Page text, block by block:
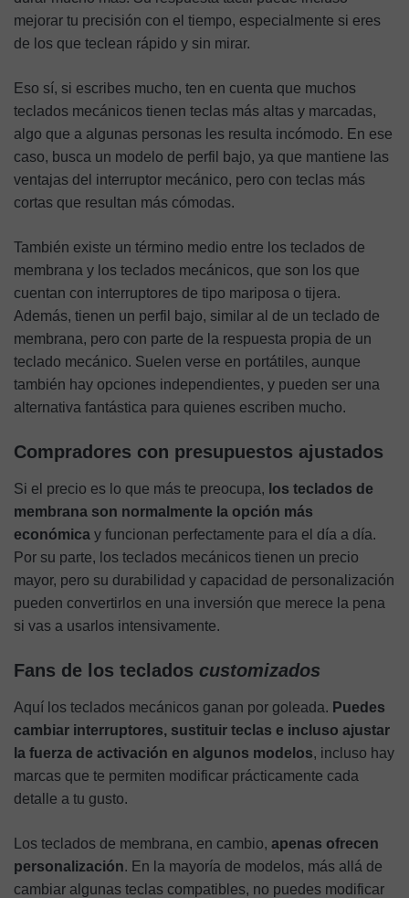
mejorar tu precisión con el tiempo, especialmente si eres
de los que teclean rápido y sin mirar.
Eso sí, si escribes mucho, ten en cuenta que muchos
teclados mecánicos tienen teclas más altas y marcadas,
algo que a algunas personas les resulta incómodo. En ese
caso, busca un modelo de perfil bajo, ya que mantiene las
ventajas del interruptor mecánico, pero con teclas más
cortas que resultan más cómodas.
También existe un término medio entre los teclados de
membrana y los teclados mecánicos, que son los que
cuentan con interruptores de tipo mariposa o tijera.
Además, tienen un perfil bajo, similar al de un teclado de
membrana, pero con parte de la respuesta propia de un
teclado mecánico. Suelen verse en portátiles, aunque
también hay opciones independientes, y pueden ser una
alternativa fantástica para quienes escriben mucho.
Compradores con presupuestos ajustados
Si el precio es lo que más te preocupa, los teclados de
membrana son normalmente la opción más
económica y funcionan perfectamente para el día a día.
Por su parte, los teclados mecánicos tienen un precio
mayor, pero su durabilidad y capacidad de personalización
pueden convertirlos en una inversión que merece la pena
si vas a usarlos intensivamente.
Fans de los teclados customizados
Aquí los teclados mecánicos ganan por goleada. Puedes
cambiar interruptores, sustituir teclas e incluso ajustar
la fuerza de activación en algunos modelos, incluso hay
marcas que te permiten modificar prácticamente cada
detalle a tu gusto.
Los teclados de membrana, en cambio, apenas ofrecen
personalización. En la mayoría de modelos, más allá de
cambiar algunas teclas compatibles, no puedes modificar